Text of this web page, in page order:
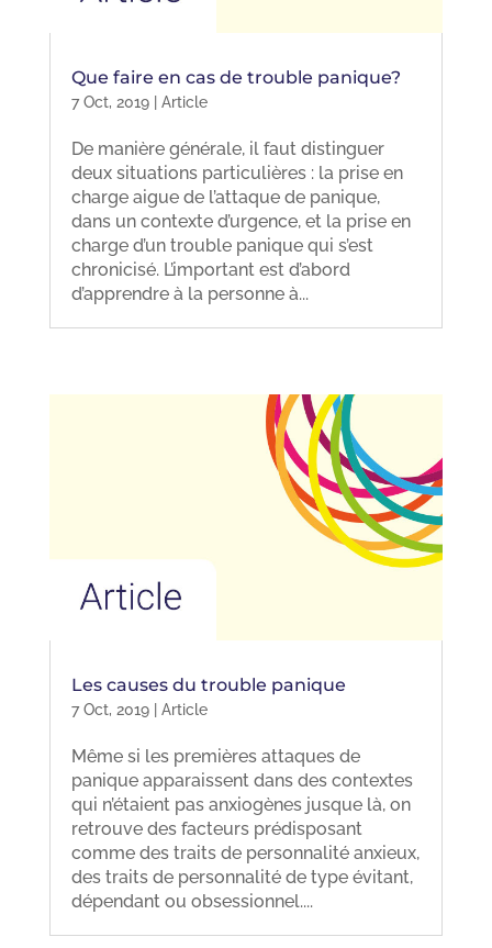
Que faire en cas de trouble panique?
7 Oct, 2019| Article
De manière générale, il faut distinguer
deux situations particulières : la prise en
charge aigue de l’attaque de panique,
dans un contexte d’urgence, et la prise en
charge d’un trouble panique qui s’est
chronicisé. L’important est d’abord
d’apprendre à la personne à...
Les causes du trouble panique
7 Oct, 2019| Article
Même si les premières attaques de
panique apparaissent dans des contextes
qui n’étaient pas anxiogènes jusque là, on
retrouve des facteurs prédisposant
comme des traits de personnalité anxieux,
des traits de personnalité de type évitant,
dépendant ou obsessionnel....